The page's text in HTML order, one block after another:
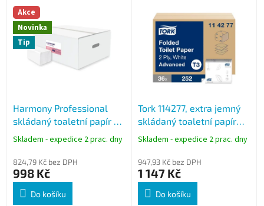
Akce
Novinka
Tip
Harmony Professional
skládaný toaletní papír T3
2vrstvý, bílý, 10000 ks
Skladem - expedice 2 prac. dny
824,79 Kč bez DPH
998 Kč
Do košíku
Tork 114277, extra jemný
skládaný toaletní papír
2vrstvý bílý, 9072 ks, T3
Skladem - expedice 2 prac. dny
947,93 Kč bez DPH
1 147 Kč
Do košíku